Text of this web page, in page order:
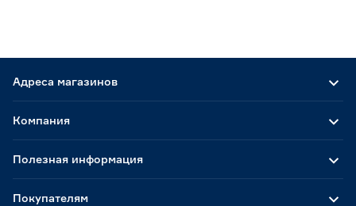
Адреса магазинов
Компания
Полезная информация
Покупателям